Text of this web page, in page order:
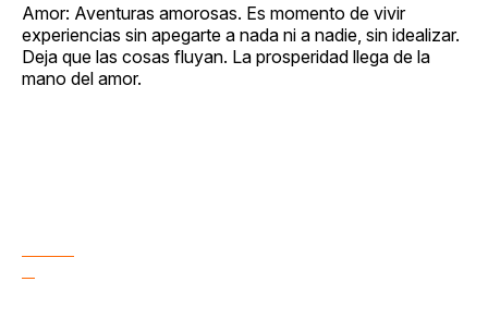
Amor: Aventuras amorosas. Es momento de vivir
experiencias sin apegarte a nada ni a nadie, sin idealizar.
Deja que las cosas fluyan. La prosperidad llega de la
mano del amor.